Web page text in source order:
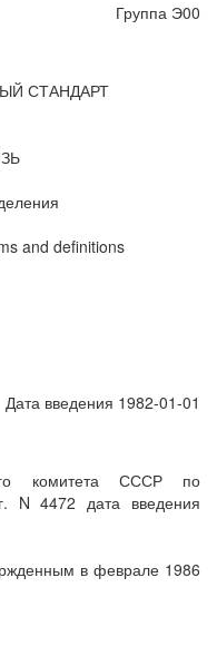
Группа Э00
СТАНДАРТ
and definitions
Дата введения 1982-01-01
комитета СССР по
N 4472 дата введения
в феврале 1986